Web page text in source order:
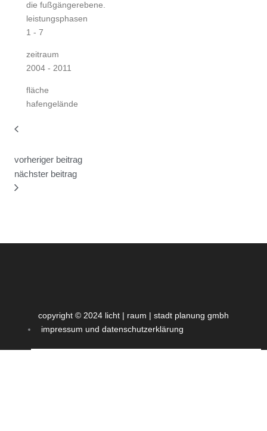
die fußgängerebene.
leistungsphasen
1 - 7
zeitraum
2004 - 2011
fläche
hafengelände
vorheriger beitrag
nächster beitrag
copyright © 2024 licht | raum | stadt planung gmbh
impressum und datenschutzerklärung